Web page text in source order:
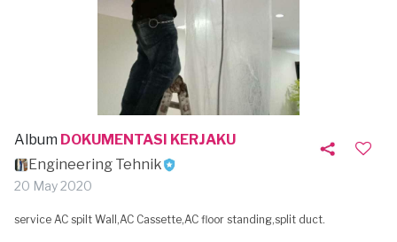
Album DOKUMENTASI KERJAKU
Engineering Tehnik
20 May 2020
service AC spilt Wall,AC Cassette,AC floor standing,split duct.